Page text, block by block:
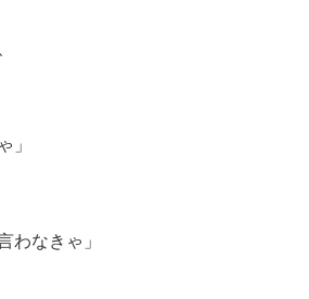
」
わなきゃ」